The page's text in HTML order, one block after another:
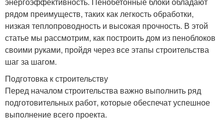
рядом преимуществ, таких как легкость обработки,
низкая теплопроводность и высокая прочность. В этой
статье мы рассмотрим, как построить дом из пеноблоков
своими руками, пройдя через все этапы строительства
шаг за шагом.
Подготовка к строительству
Перед началом строительства важно выполнить ряд
подготовительных работ, которые обеспечат успешное
выполнение всего проекта.